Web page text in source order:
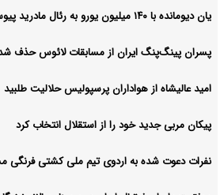
یان دیومانده با ۱۴۰ میلیون یورو به رئال مادرید پیوست
پسران پینگ‌پنگ ایران از مسابقات لائوس حذف
امید عالیشاه از هواداران پرسپولیس حلالیت طلبید
پیکان مربی جدید خود را از استقلال انتخاب کرد
نفرات دعوت شده به اردوی تیم ملی کشتی